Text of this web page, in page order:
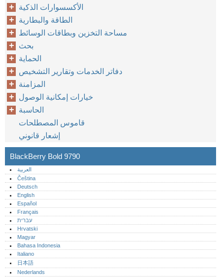
الأكسسوارات الذكية
الطاقة والبطارية
مساحة التخزين وبطاقات الوسائط
بحث
الحماية
دفاتر الخدمات وتقارير التشخيص
المزامنة
خيارات إمكانية الوصول
الحاسبة
قاموس المصطلحات
إشعار قانوني
BlackBerry Bold 9790
العربية
Čeština
Deutsch
English
Español
Français
עברית
Hrvatski
Magyar
Bahasa Indonesia
Italiano
日本語
Nederlands